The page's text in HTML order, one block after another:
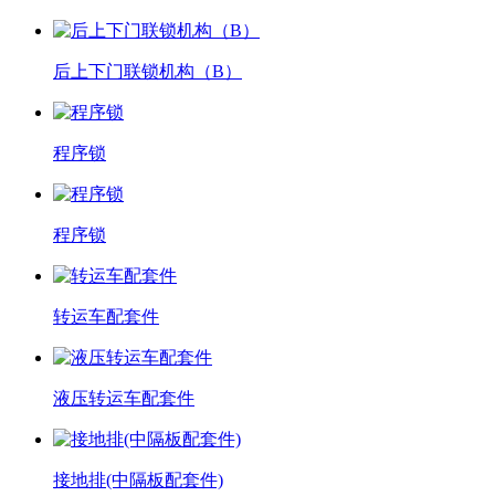
后上下门联锁机构（B）
程序锁
程序锁
转运车配套件
液压转运车配套件
接地排(中隔板配套件)